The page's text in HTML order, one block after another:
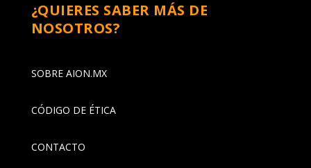
¿QUIERES SABER MÁS DE
NOSOTROS?
SOBRE AION.MX
CÓDIGO DE ÉTICA
CONTACTO